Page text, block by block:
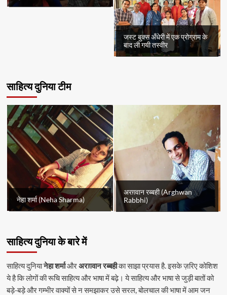
जस्ट बुक्स अँधेरी में एक प्रोग्राम के
बाद ली गयी तस्वीर
साहित्य दुनिया टीम
नेहा शर्मा (Neha Sharma)
अरग़वान रब्बही (Arghwan
Rabbhi)
साहित्य दुनिया के बारे में
साहित्य दुनियानेहा शर्माऔरअरग़वान रब्बहीका साझा प्रयास है. इसके ज़रिए कोशिश
ये है कि लोगों की रूचि साहित्य और भाषा में बढ़े। ये साहित्य और भाषा से जुड़ी बातों को
बड़े-बड़े और गम्भीर वाक्यों से न समझाकर उसे सरल, बोलचाल की भाषा में आम जन